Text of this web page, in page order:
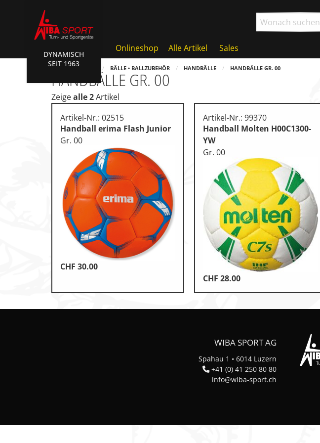
DYNAMISCH
SEIT 1963
Onlineshop Alle Artikel
Sales
AKTIONEN • WIBA SPORT
Badminton • Faustball
Basketball Systeme
Bälle • Ballzubehör
Fitness • Funktional Training
Fussball • Handballtore
Hockey • Tchouk • Funball
Kampfsport
Klettern & Bouldern
Leichtathletik
Spielgeräte • Psychomotorik
Technische Dokumentation
Training • Vereinsbedarf
Wassersport
HOME BÄLLE • BALLZUBEHÖR HANDBÄLLE HANDBÄLLE GR. 00
HANDBÄLLE GR. 00
Zeigealle 2Artikel
Artikel-Nr.: 02515
Handball erima Flash Junior
Gr. 00
CHF 30.00
Artikel-Nr.: 99370
Handball Molten H00C1300-
YW
Gr. 00
CHF 28.00
WIBA SPORT AG
Spahau 1 • 6014 Luzern
+41 (0) 41 250 80 80
info@wiba-sport.ch